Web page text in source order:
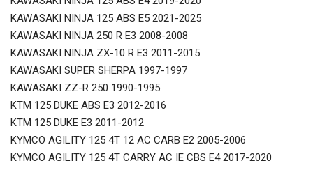
KAWASAKI NINJA 125 ABS E5 2021-2025
KAWASAKI NINJA 250 R E3 2008-2008
KAWASAKI NINJA ZX-10 R E3 2011-2015
KAWASAKI SUPER SHERPA 1997-1997
KAWASAKI ZZ-R 250 1990-1995
KTM 125 DUKE ABS E3 2012-2016
KTM 125 DUKE E3 2011-2012
KYMCO AGILITY 125 4T 12 AC CARB E2 2005-2006
KYMCO AGILITY 125 4T CARRY AC IE CBS E4 2017-2020